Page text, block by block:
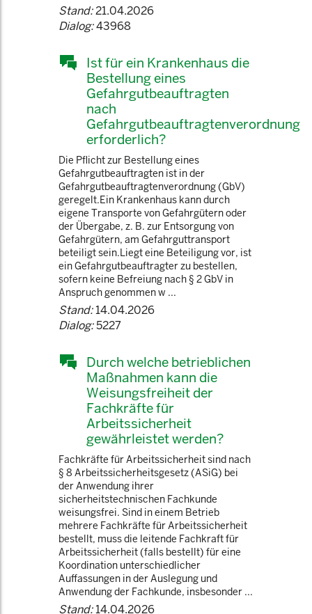
Stand:21.04.2026
Dialog:43968
Ist für ein Krankenhaus die
Bestellung eines
Gefahrgutbeauftragten
nach
Gefahrgutbeauftragtenverordnung
erforderlich?
Die Pflicht zur Bestellung eines
Gefahrgutbeauftragten ist in der
Gefahrgutbeauftragtenverordnung (GbV)
geregelt.Ein Krankenhaus kann durch
eigene Transporte von Gefahrgütern oder
der Übergabe, z. B. zur Entsorgung von
Gefahrgütern, am Gefahrguttransport
beteiligt sein.Liegt eine Beteiligung vor, ist
ein Gefahrgutbeauftragter zu bestellen,
sofern keine Befreiung nach § 2 GbV in
Anspruch genommen w ...
Stand:14.04.2026
Dialog:5227
Durch welche betrieblichen
Maßnahmen kann die
Weisungsfreiheit der
Fachkräfte für
Arbeitssicherheit
gewährleistet werden?
Fachkräfte für Arbeitssicherheit sind nach
§ 8 Arbeitssicherheitsgesetz (ASiG) bei
der Anwendung ihrer
sicherheitstechnischen Fachkunde
weisungsfrei. Sind in einem Betrieb
mehrere Fachkräfte für Arbeitssicherheit
bestellt, muss die leitende Fachkraft für
Arbeitssicherheit (falls bestellt) für eine
Koordination unterschiedlicher
Auffassungen in der Auslegung und
Anwendung der Fachkunde, insbesonder ...
Stand:14.04.2026